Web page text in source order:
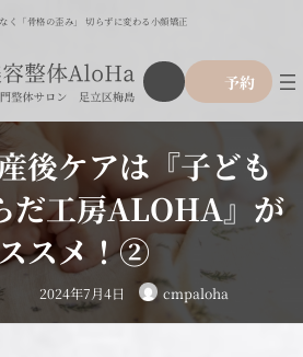
く「骨格の歪み」 切らずに変わる小顔矯正
ア
イ
コ
リ
ク
予約
グ
ル
リ
ン
ク
後ケアは『子ども
だ工房ALOHA』が
スメ！②
最
終
新
2024年7月4日 cmpaloha